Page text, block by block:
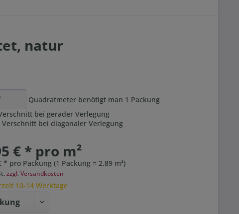
natur
Quadratmeter benötigt man 1 Packung
bei gerader Verlegung
Verschnitt bei diagonaler Verlegung
€ * pro m²
* pro Packung (1 Packung = 2.89 m²)
zzgl. Versandkosten
10-14 Werktage